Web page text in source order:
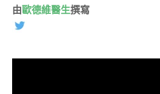
由歐德維醫生撰寫